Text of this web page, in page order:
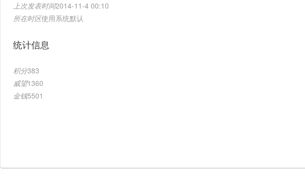
上次发表时间2014-11-4 00:10
所在时区使用系统默认
统计信息
积分383
威望1360
金钱5501